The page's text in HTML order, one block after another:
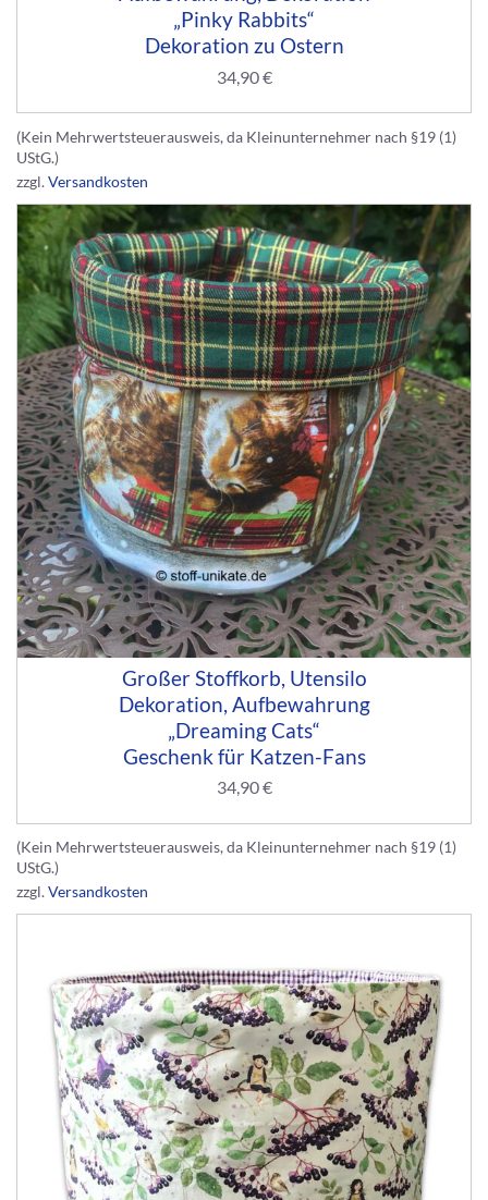
„Pinky Rabbits“
Dekoration zu Ostern
34,90€
(Kein Mehrwertsteuerausweis, da Kleinunternehmer nach §19 (1)
UStG.)
zzgl.Versandkosten
Großer Stoffkorb, Utensilo
Dekoration, Aufbewahrung
„Dreaming Cats“
Geschenk für Katzen-Fans
34,90€
(Kein Mehrwertsteuerausweis, da Kleinunternehmer nach §19 (1)
UStG.)
zzgl.Versandkosten